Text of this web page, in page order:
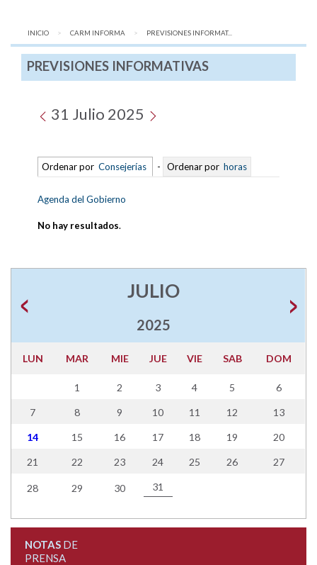
INICIO CARM INFORMA AQUÍ:
PREVISIONES INFORMAT...
PREVISIONES INFORMATIVAS
31 Julio 2025
Ordenar por Consejerías - Ordenar por horas
Agenda del Gobierno
No hay resultados.
JULIO
2025
LUN MAR MIE JUE VIE SAB DOM
1 2 3 4 5 6
7 8 9 10 11 12 13
14 15 16 17 18 19 20
21 22 23 24 25 26 27
28 29 30 31
NOTASDE
PRENSA